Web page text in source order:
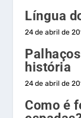
Língua
24 de abril de
história
24 de abril de
Como é